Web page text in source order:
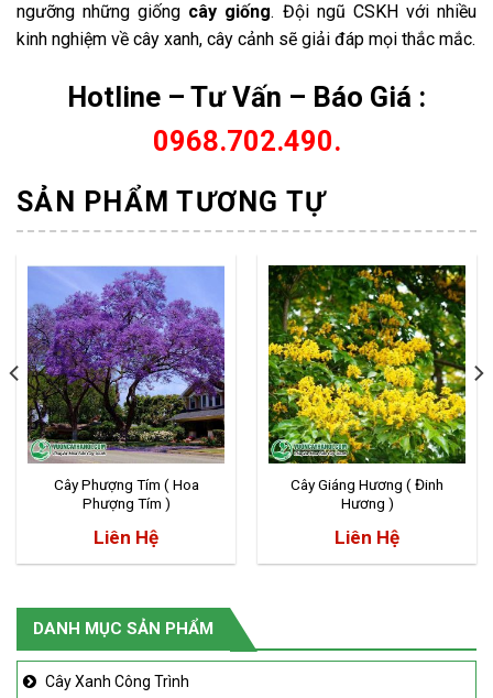
DANH MỤC SẢN PHẨM
Cây Xanh Công Trình
ngưỡng những giống cây giống. Đội ngũ CSKH với nhiều
kinh nghiệm về cây xanh, cây cảnh sẽ giải đáp mọi thắc mắc.
Hotline – Tư Vấn – Báo Giá :
0968.702.490.
SẢN PHẨM TƯƠNG TỰ
Cây Phượng Tím ( Hoa
Phượng Tím )
Liên Hệ
Cây Giáng Hương ( Đinh
Hương )
Liên Hệ